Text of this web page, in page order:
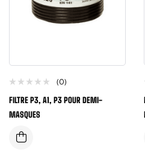
(0)
FILTRE P3, A1, P3 POUR DEMI-
MASQUES